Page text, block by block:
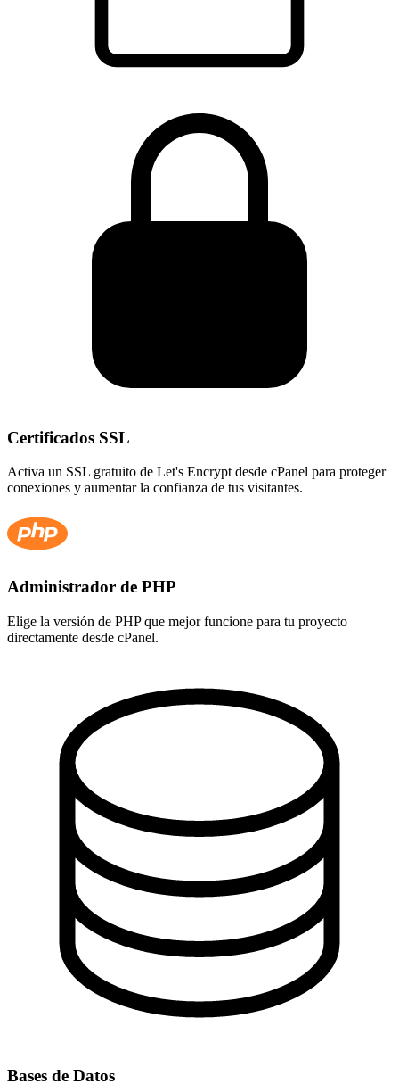
Certificados SSL
Activa un SSL gratuito de Let's Encrypt desde cPanel para proteger
conexiones y aumentar la confianza de tus visitantes.
Administrador de PHP
Elige la versión de PHP que mejor funcione para tu proyecto
directamente desde cPanel.
Bases de Datos